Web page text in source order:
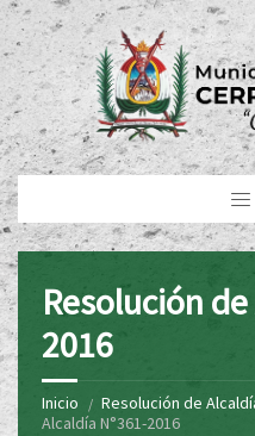
Resolución
2016
Inicio Resolución de
Alcaldía N°361-2016